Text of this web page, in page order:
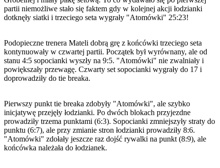
partii niemożliwe stało się faktem gdy w kolejnej akcji łodzianki
dotknęły siatki i trzeciego seta wygrały "Atomówki" 25:23!
Podopieczne trenera Mateli dobrą grę z końcówki trzeciego seta
kontynuowały w czwartej partii. Początek był wyrównany, ale od
stanu 4:5 sopocianki wyszły na 9:5. "Atomówki" nie zwalniały i
powiększały przewagę. Czwarty set sopocianki wygrały do 17 i
doprowadziły do tie breaka.
Pierwszy punkt tie breaka zdobyły "Atomówki", ale szybko
inicjatywę przejęły łodzianki. Po dwóch blokach przyjezdne
prowadziły trzema punktami (6:3). Sopocianki zmniejszyły straty do
punktu (6:7), ale przy zmianie stron łodzianki prowadziły 8:6.
"Atomówki" zdołały jeszcze raz dojść rywalki na punkt (8:9), ale
końcówka należała do łodzianek.